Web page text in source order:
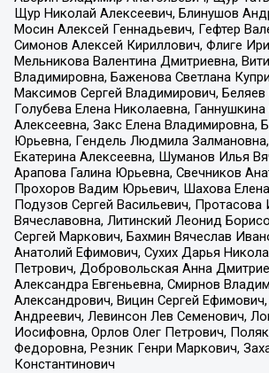
Щур Николай Алексеевич, Блинушов
Мосин Алексей Геннадьевич, Гефтер
Симонов Алексей Кириллович, Флиге
Мельникова Валентина Дмитриевна,
Владимировна, Баженова Светлана
Максимов Сергей Владимирович, Беляев
Голубева Елена Николаевна, Ганнушкина
Алексеевна, Закс Елена Владимировна,
Юрьевна, Гендель Людмила
Екатерина Алексеевна, Шуманов Илья
Арапова Галина Юрьевна, Свечников
Прохоров Вадим Юрьевич, Шахова
Подузов Сергей Васильевич, Протасова
Вячеславовна, Литинский Леонид
Сергей Маркович, Бахмин Вячеслав
Анатолий Ефимович, Сухих Дарья
Петрович, Добровольская Анна
Александра Евгеньевна, Смирнов
Александрович, Вицин Сергей
Андреевич, Левинсон Лев Семенович,
Иосифовна, Орлов Олег Петрович,
Федоровна, Резник Генри Маркович,
Константинович